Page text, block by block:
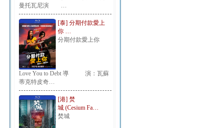
曼托瓦尼演 …
[泰] 分期付款愛上
你 …
分期付款愛上你
Love You to Debt 導 演：瓦蘇
蒂克特皮奇…
[港] 焚
城 (Cesium Fa…
焚城